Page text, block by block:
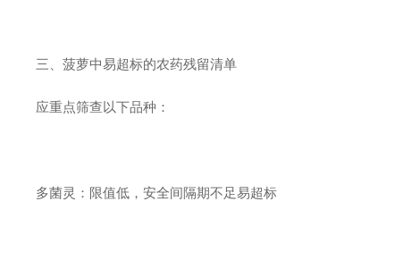
三、菠萝中易超标的农药残留清单
应重点筛查以下品种：
多菌灵：限值低，安全间隔期不足易超标